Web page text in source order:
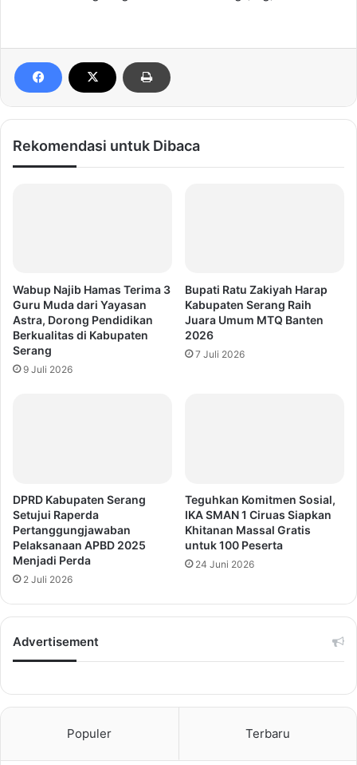
Rekomendasi untuk Dibaca
Wabup Najib Hamas Terima 3
Guru Muda dari Yayasan
Astra, Dorong Pendidikan
Berkualitas di Kabupaten
Serang
9 Juli 2026
Bupati Ratu Zakiyah Harap
Kabupaten Serang Raih
Juara Umum MTQ Banten
2026
7 Juli 2026
DPRD Kabupaten Serang
Setujui Raperda
Pertanggungjawaban
Pelaksanaan APBD 2025
Menjadi Perda
2 Juli 2026
Teguhkan Komitmen Sosial,
IKA SMAN 1 Ciruas Siapkan
Khitanan Massal Gratis
untuk 100 Peserta
24 Juni 2026
Advertisement
Populer Terbaru